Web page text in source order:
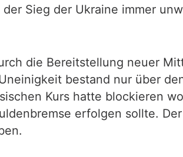
Sieg der Ukraine immer
die Bereitstellung neuer
bestand nur über
Kurs hatte blockieren
erfolgen sollte.